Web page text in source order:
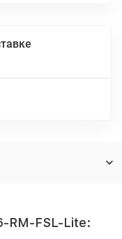
RM-FSL-Lite: